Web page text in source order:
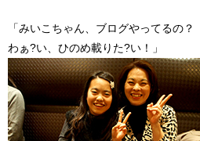
「みいこちゃん、ブログやってるの？
わぁ?い、ひのめ載りた?い！」